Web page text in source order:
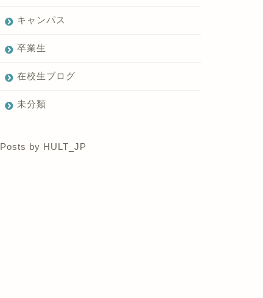
キャンパス
卒業生
在校生ブログ
未分類
Posts by HULT_JP